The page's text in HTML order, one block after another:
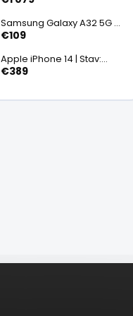
Samsung Galaxy A32 5G |
Stav: Vynikajúci – A
€109
Apple iPhone 14 | Stav:
Vynikajúci – A
€389